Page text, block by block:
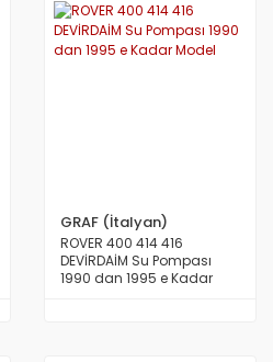
GRAF (İtalyan)
ROVER 400 414 416
DEVİRDAİM Su Pompası
1990 dan 1995 e Kadar